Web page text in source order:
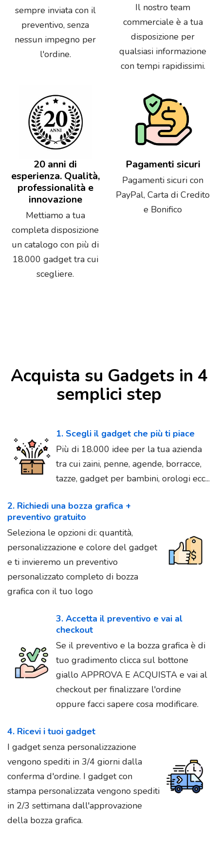
sempre inviata con il
preventivo, senza
nessun impegno per
l'ordine.
Il nostro team
commerciale è a tua
disposizione per
qualsiasi informazione
con tempi rapidissimi.
20 anni di
esperienza. Qualità,
professionalità e
innovazione
Mettiamo a tua
completa disposizione
un catalogo con più di
18.000 gadget tra cui
scegliere.
Pagamenti sicuri
Pagamenti sicuri con
PayPal, Carta di Credito
e Bonifico
Acquista su Gadgets in 4
semplici step
1. Scegli il gadget che più ti piace
Più di 18.000 idee per la tua azienda
tra cui zaini, penne, agende, borracce,
tazze, gadget per bambini, orologi ecc...
2. Richiedi una bozza grafica +
preventivo gratuito
Seleziona le opzioni di: quantità,
personalizzazione e colore del gadget
e ti invieremo un preventivo
personalizzato completo di bozza
grafica con il tuo logo
3. Accetta il preventivo e vai al
checkout
Se il preventivo e la bozza grafica è di
tuo gradimento clicca sul bottone
giallo APPROVA E ACQUISTA e vai al
checkout per finalizzare l'ordine
oppure facci sapere cosa modificare.
4. Ricevi i tuoi gadget
I gadget senza personalizzazione
vengono spediti in 3/4 giorni dalla
conferma d'ordine. I gadget con
stampa personalizzata vengono spediti
in 2/3 settimana dall'approvazione
della bozza grafica.